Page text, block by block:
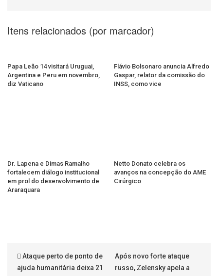
Itens relacionados (por marcador)
Papa Leão 14 visitará Uruguai,
Argentina e Peru em novembro,
diz Vaticano
Flávio Bolsonaro anuncia Alfredo
Gaspar, relator da comissão do
INSS, como vice
Dr. Lapena e Dimas Ramalho
fortalecem diálogo institucional
em prol do desenvolvimento de
Araraquara
Netto Donato celebra os
avanços na concepção do AME
Cirúrgico
Ataque perto de ponto de
ajuda humanitária deixa 21
Após novo forte ataque
russo, Zelensky apela a